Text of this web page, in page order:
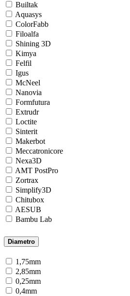
Builtak
Aquasys
ColorFabb
Filoalfa
Shining 3D
Kimya
Felfil
Igus
McNeel
Nanovia
Formfutura
Extrudr
Loctite
Sinterit
Makerbot
Meccatronicore
Nexa3D
AMT PostPro
Zortrax
Simplify3D
Chitubox
AESUB
Bambu Lab
Diametro
1,75mm
2,85mm
0,25mm
0,4mm